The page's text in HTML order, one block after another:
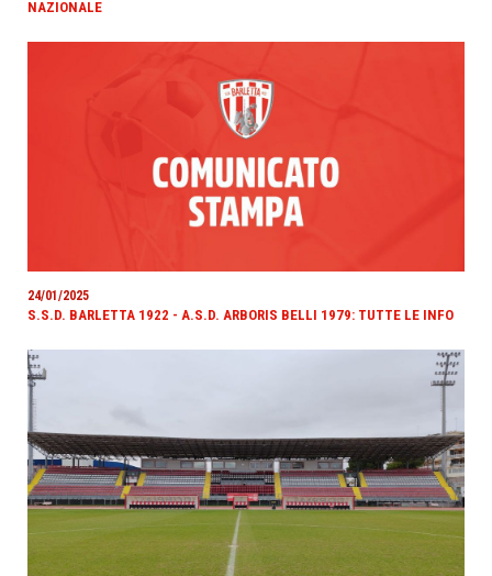
NAZIONALE
24/01/2025
S.S.D. BARLETTA 1922 - A.S.D. ARBORIS BELLI 1979: TUTTE LE INFO